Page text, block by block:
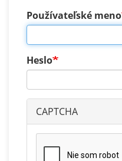
Používateľské meno
Heslo
CAPTCHA